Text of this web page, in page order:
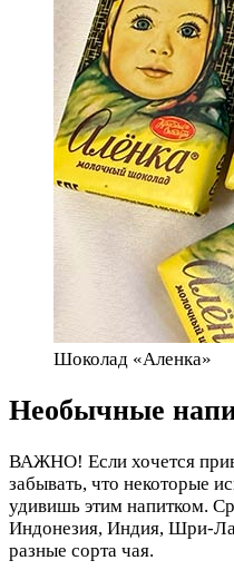
Шоколад «Аленка»
Необычные
ВАЖНО! Если хочется
забывать, что некоторые
удивишь этим напитком.
Индонезия, Индия, Шри-
разные сорта чая.